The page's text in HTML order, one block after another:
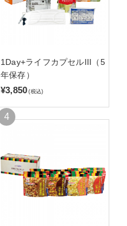
1Day+ライフカプセルIII（5
年保存）
¥3,850 (税込)